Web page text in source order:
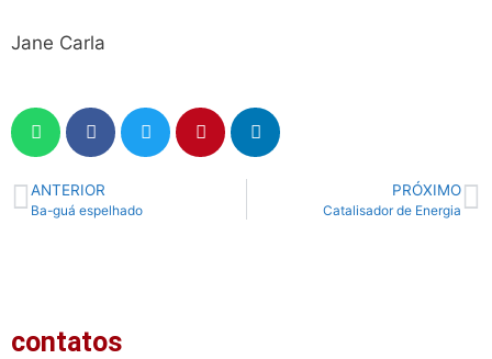
Jane Carla
ANTERIOR
Ba-guá espelhado
PRÓXIMO
Catalisador de Energia
contatos